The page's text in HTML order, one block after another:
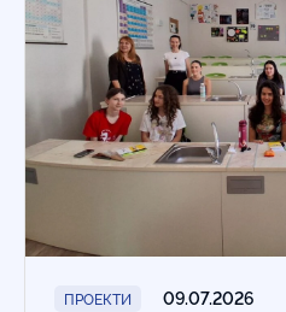
ПРОЕКТИ 09.07.2026